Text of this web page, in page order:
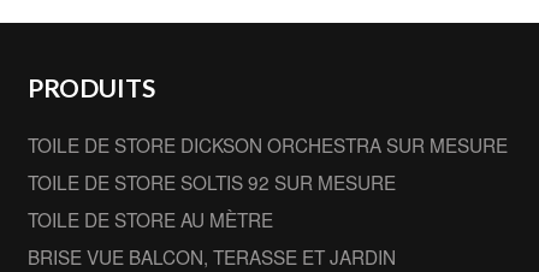
PRODUITS
TOILE DE STORE DICKSON ORCHESTRA SUR MESURE
TOILE DE STORE SOLTIS 92 SUR MESURE
TOILE DE STORE AU MÈTRE
BRISE VUE BALCON, TERASSE ET JARDIN